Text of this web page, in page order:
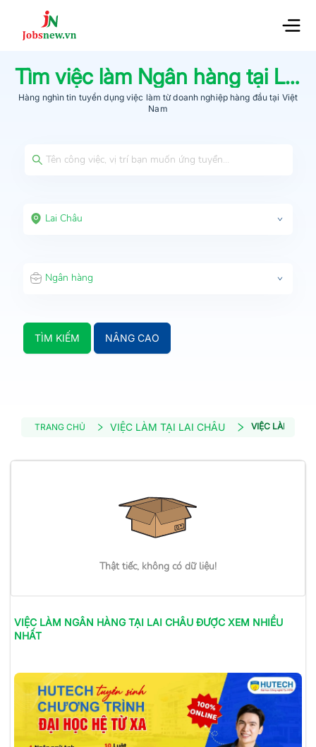
Tìm việc làm Ngân hàng tại Lai Châu
Hàng nghìn tin tuyển dụng việc làm từdoanh nghiệp hàng đầu tại Việt
Nam
Lai Châu
Ngân hàng
TÌM KIẾM NÂNG CAO
TRANG CHỦ VIỆC LÀM TẠI LAI CHÂU VIỆC LÀM
Thật tiếc, không có dữ liệu!
VIỆC LÀM NGÂN HÀNGTẠI LAI CHÂU ĐƯỢC XEM NHIỀU
NHẤT